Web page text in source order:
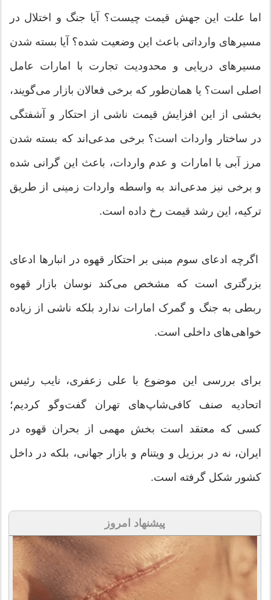
اما علت این جهش قیمت چیست؟ آیا جنگ و اختلال در
مسیرهای وارداتی باعث این وضعیت شده؟ آیا بسته شدن
مسیرهای دریایی و محدودیت تجارت با امارات عامل
اصلی است؟ یا همان‌طور که برخی فعالان بازار می‌گویند،
بخشی از این افزایش قیمت ناشی از احتکار و آشفتگی
در ساختار واردات است؟ برخی مدعی‌اند که بسته شدن
مرز آبی با امارات و عدم واردات، باعث این گرانی شده
و برخی نیز مدعی‌اند به واسطه واردات زمینی از طریق
ترکیه، این رشد قیمت رخ داده است.
اگرچه ادعای سوم مبنی بر احتکار قهوه در انبار‌ها ادعای
بزرگتری است که مشخص می‌کند نوسان بازار قهوه
ربطی به جنگ و گمرک امارات ندارد بلکه ناشی از زیاده
خواهی‌های داخلی است.
برای بررسی این موضوع با علی زعفری، نایب رئیس
اتحادیه صنف کافی‌شاپ‌های تهران گفت‌وگو کردیم؛
کسی که معتقد است بخش مهمی از بحران قهوه در
ایران، نه در برزیل و ویتنام و بازار جهانی، بلکه در داخل
کشور شکل گرفته است.
پیشنهاد امروز